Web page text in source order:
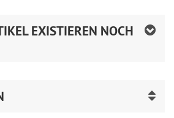
EXISTIEREN NOCH